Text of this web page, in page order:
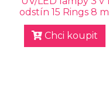
odstín 15 Rings 8 ml
Chci koupit